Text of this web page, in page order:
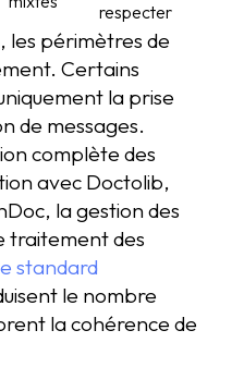
respecter
les périmètres de
Certains
la prise
de messages.
complète des
avec Doctolib,
la gestion des
traitement des
standard
le nombre
la cohérence de